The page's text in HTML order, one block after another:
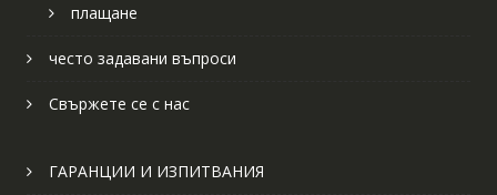
плащане
често задавани въпроси
Свържете се с нас
ГАРАНЦИИ И ИЗПИТВАНИЯ